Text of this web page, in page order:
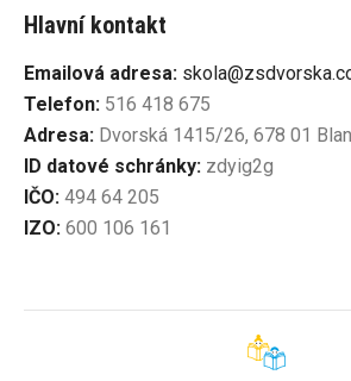
Hlavní kontakt
Emailová adresa:
Telefon: 516 418 675
Adresa: Dvorská 1415/26, 678 01
ID datové schránky: zdyig2g
IČO: 494 64 205
IZO: 600 106 161